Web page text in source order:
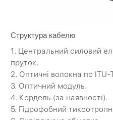
Структура кабелю
1. Центральний силовий
пруток.
2. Оптичні волокна по ITU-
3. Оптичний модуль.
4. Кордель (за наявності).
5. Гідрофобний